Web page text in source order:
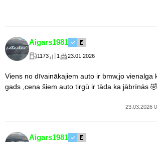
Aigars1981
1173 1 23.01.2026
Viens no dīvainākajiem auto ir bmw,jo vienalga
gads ,cena šiem auto tirgū ir tāda ka jābrīnās 🤣
23.03.2026
Aigars1981